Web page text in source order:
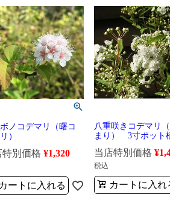
ノコデマリ（曙コ
）
特別価格 ¥1,320
カートに入れる
八重咲きコデマリ
まり） 3寸ポット
当店特別価格 ¥
税込
カートに入れ